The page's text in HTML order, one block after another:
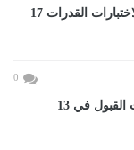
تنسيق الجامعات 2026.. إتاحة التسجيل لاختبارات القدرات 17
0
تنسيق الثانوى العام 2027.. اعرف درجات القبول في 13